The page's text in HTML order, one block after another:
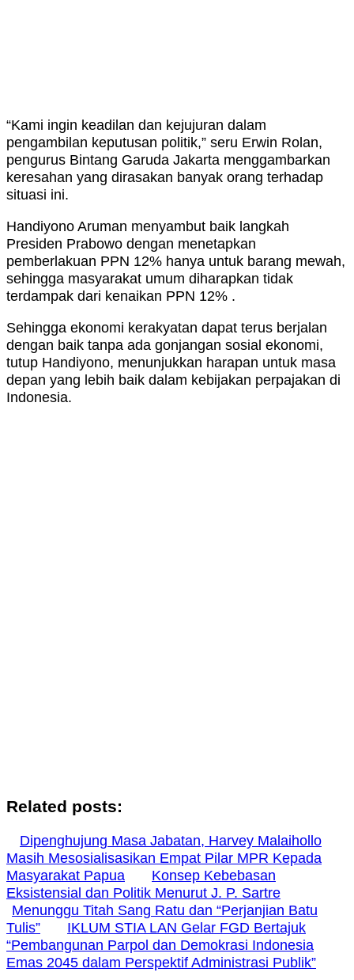
“Kami ingin keadilan dan kejujuran dalam
pengambilan keputusan politik,” seru Erwin Rolan,
pengurus Bintang Garuda Jakarta menggambarkan
keresahan yang dirasakan banyak orang terhadap
situasi ini.
Handiyono Aruman menyambut baik langkah
Presiden Prabowo dengan menetapkan
pemberlakuan PPN 12% hanya untuk barang mewah,
sehingga masyarakat umum diharapkan tidak
terdampak dari kenaikan PPN 12% .
Sehingga ekonomi kerakyatan dapat terus berjalan
dengan baik tanpa ada gonjangan sosial ekonomi,
tutup Handiyono, menunjukkan harapan untuk masa
depan yang lebih baik dalam kebijakan perpajakan di
Indonesia.
Related posts:
Dipenghujung Masa Jabatan, Harvey Malaihollo
Masih Mesosialisasikan Empat Pilar MPR Kepada
Masyarakat Papua
Konsep Kebebasan
Eksistensial dan Politik Menurut J. P. Sartre
Menunggu Titah Sang Ratu dan “Perjanjian Batu
Tulis”
IKLUM STIA LAN Gelar FGD Bertajuk
“Pembangunan Parpol dan Demokrasi Indonesia
Emas 2045 dalam Perspektif Administrasi Publik”